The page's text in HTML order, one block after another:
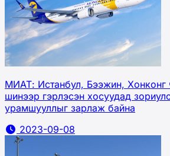
МИАТ: Истанбул, Бээжин, Хонконг
шинээр гэрлэсэн хосуудад
урамшууллыг зарлаж байна
2023-09-08